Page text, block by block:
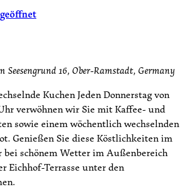
Seesengrund 16, Ober-Ramstadt, Germany
Kuchen Jeden Donnerstag von
verwöhnen wir Sie mit Kaffee- und
sowie einem wöchentlich wechselnden
Genießen Sie diese Köstlichkeiten im
bei schönem Wetter im Außenbereich
Eichhof-Terrasse unter den